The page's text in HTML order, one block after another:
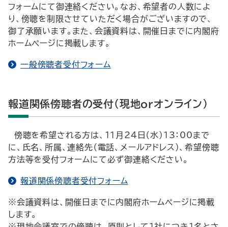
フォームにて御連絡ください。なお、希望者の人数によ
り、傍聴を制限させていただく場合がございますので、
御了承願います。また、会議資料は、開催日までに内閣府
ホームページに掲載します。
一般傍聴者受付フォーム
報道関係傍聴者の受付（現地orオンライン）
傍聴を希望される方は、11月24日（水）13：00まで
に、氏名、所属、連絡先（電話、メールアドレス）、希望傍聴
方法等を受付フォームにて必ず御連絡ください。
報道関係傍聴者受付フォーム
※会議資料は、開催日までに内閣府ホームページに掲載
します。